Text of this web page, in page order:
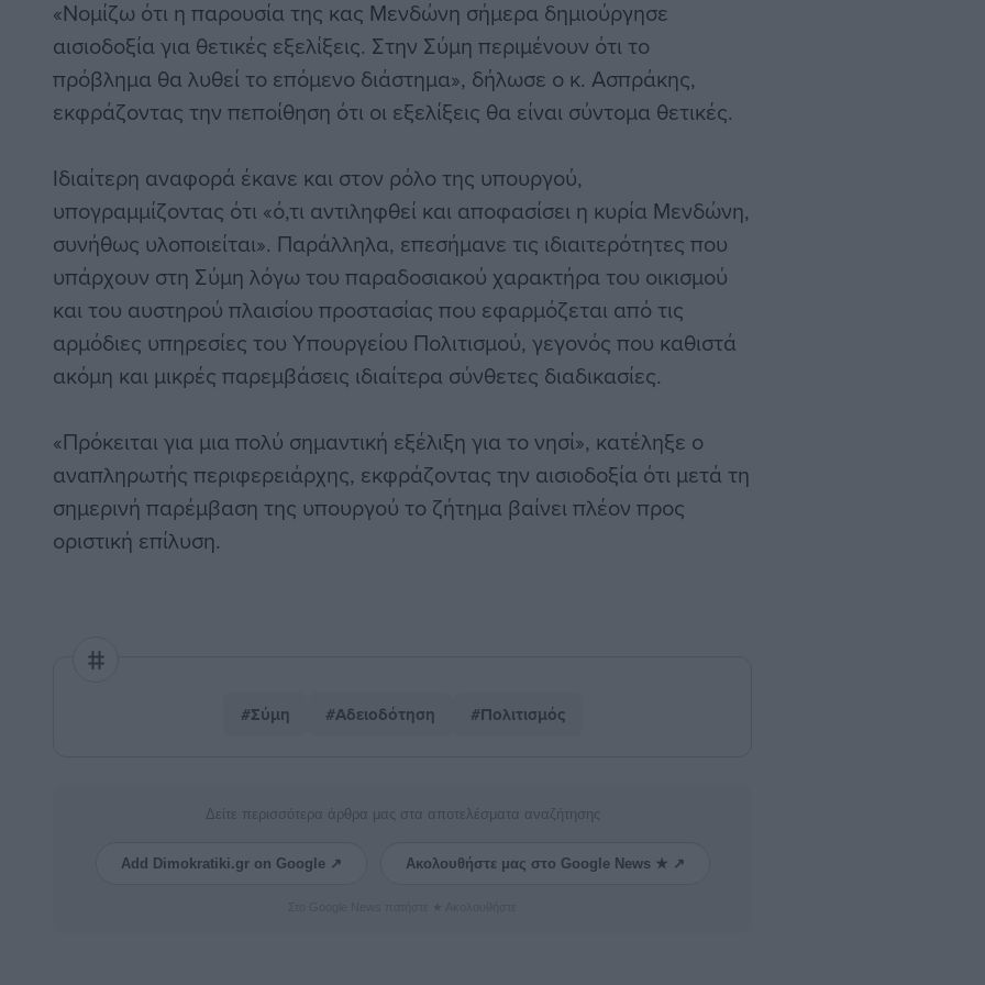
«Νομίζω ότι η παρουσία της κας Μενδώνη σήμερα δημιούργησε
αισιοδοξία για θετικές εξελίξεις. Στην Σύμη περιμένουν ότι το
πρόβλημα θα λυθεί το επόμενο διάστημα», δήλωσε ο κ. Ασπράκης,
εκφράζοντας την πεποίθηση ότι οι εξελίξεις θα είναι σύντομα θετικές.
Ιδιαίτερη αναφορά έκανε και στον ρόλο της υπουργού,
υπογραμμίζοντας ότι «ό,τι αντιληφθεί και αποφασίσει η κυρία Μενδώνη,
συνήθως υλοποιείται». Παράλληλα, επεσήμανε τις ιδιαιτερότητες που
υπάρχουν στη Σύμη λόγω του παραδοσιακού χαρακτήρα του οικισμού
και του αυστηρού πλαισίου προστασίας που εφαρμόζεται από τις
αρμόδιες υπηρεσίες του Υπουργείου Πολιτισμού, γεγονός που καθιστά
ακόμη και μικρές παρεμβάσεις ιδιαίτερα σύνθετες διαδικασίες.
«Πρόκειται για μια πολύ σημαντική εξέλιξη για το νησί», κατέληξε ο
αναπληρωτής περιφερειάρχης, εκφράζοντας την αισιοδοξία ότι μετά τη
σημερινή παρέμβαση της υπουργού το ζήτημα βαίνει πλέον προς
οριστική επίλυση.
#Σύμη #Αδειοδότηση #Πολιτισμός
Δείτε περισσότερα άρθρα μας στα αποτελέσματα αναζήτησης
Add Dimokratiki.gr on Google ↗ Ακολουθήστε μας στο Google News ★ ↗